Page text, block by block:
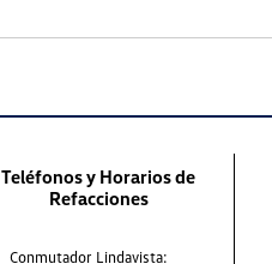
Teléfonos y Horarios de
Refacciones
Conmutador Lindavista: